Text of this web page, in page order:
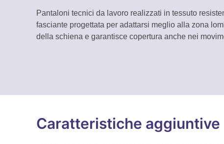
Pantaloni tecnici da lavoro realizzati in tessuto
fasciante progettata per adattarsi meglio alla zona
della schiena e garantisce copertura anche nei
Caratteristiche aggiuntive